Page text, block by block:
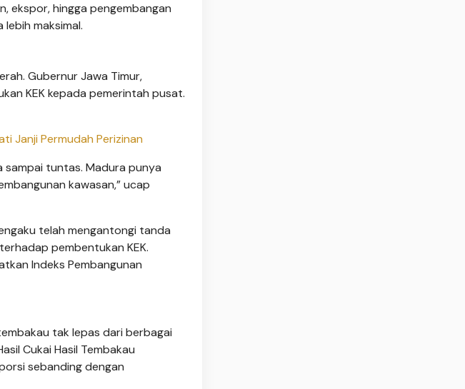
ekspor, hingga pengembangan
maksimal.
Gubernur Jawa Timur,
KEK kepada pemerintah pusat.
Janji Permudah Perizinan
sampai tuntas. Madura punya
kawasan,” ucap
telah mengantongi tanda
pembentukan KEK.
Indeks Pembangunan
tak lepas dari berbagai
Cukai Hasil Tembakau
sebanding dengan